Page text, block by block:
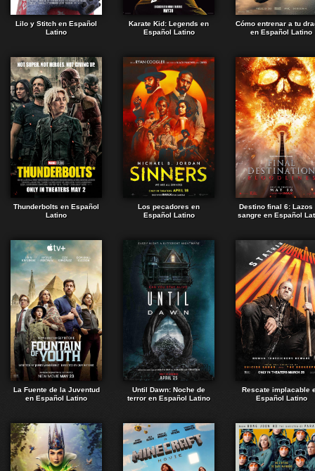
Lilo y Stitch en Español
Latino
Karate Kid: Legends en
Español Latino
Cómo entrenar a tu
en Español Latino
Thunderbolts en Español
Latino
Los pecadores en
Español Latino
Destino final 6: Lazos
sangre en Español
La Fuente de la Juventud
en Español Latino
Until Dawn: Noche de
terror en Español Latino
Rescate implacable
Español Latino